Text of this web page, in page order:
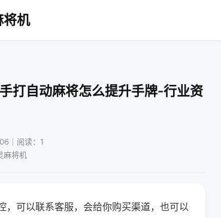
将机
打自动麻将怎么提升手牌-行业资
｜阅读：1
麻将机
可以联系客服，会给你购买渠道，也可以